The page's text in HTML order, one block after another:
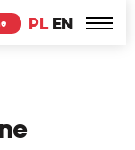
PL EN